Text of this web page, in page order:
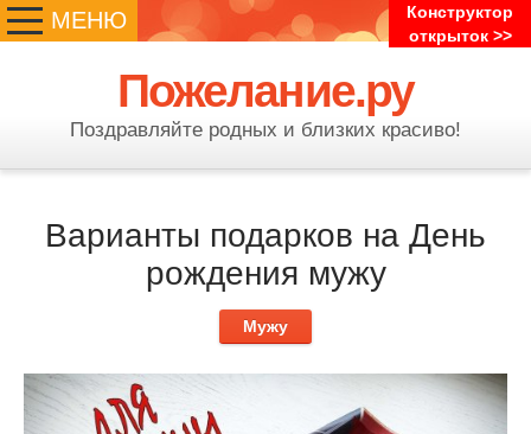
Конструктор
открыток >>
МЕНЮ
Пожелание.ру
Поздравляйте родных и близких красиво!
Варианты подарков на День
рождения мужу
Мужу